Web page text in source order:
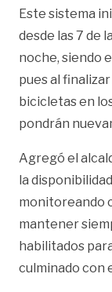
Este sistema
desde las 7 de
noche, siendo
pues al
bicicletas en
pondrán
Agregó el
la
monitoreando
mantener
habilitados
culminado con